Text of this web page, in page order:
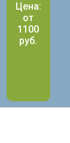
Цена:
от
1100
руб.